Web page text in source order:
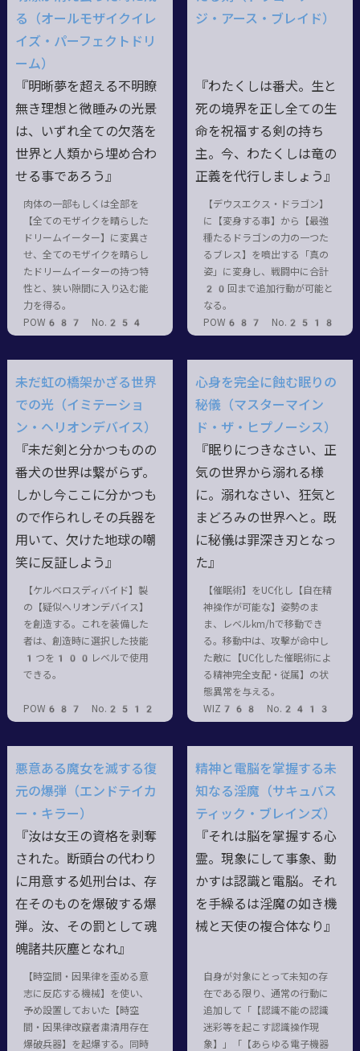
る（オールモザイクイレ
イズ・パーフェクトドリ
ーム）
『明晰夢を超える不明瞭
無き理想と微睡みの光景
は、いずれ全ての欠落を
世界と人類から埋め合わ
せる事であろう』
肉体の一部もしくは全部を
【全てのモザイクを晴らした
ドリームイーター】に変異さ
せ、全てのモザイクを晴らし
たドリームイーターの持つ特
性と、狭い隙間に入り込む能
力を得る。
POW687 No.254
ジ・アース・ブレイド）
『わたくしは番犬。生と
死の境界を正し全ての生
命を祝福する剣の持ち
主。今、わたくしは竜の
正義を代行しましょう』
【デウスエクス・ドラゴン】
に【変身する事】から【最強
種たるドラゴンの力の一つた
るブレス】を噴出する「真の
姿」に変身し、戦闘中に合計
20回まで追加行動が可能と
なる。
POW687 No.2518
未だ虹の橋架かざる世界
での光（イミテーショ
ン・ヘリオンデバイス）
『未だ剣と分かつものの
番犬の世界は繋がらず。
しかし今ここに分かつも
ので作られしその兵器を
用いて、欠けた地球の嘲
笑に反証しよう』
【ケルベロスディバイド】製
の【疑似へリオンデバイス】
を創造する。これを装備した
者は、創造時に選択した技能
1つを100レベルで使用
できる。
POW687 No.2512
心身を完全に蝕む眠りの
秘儀（マスターマイン
ド・ザ・ヒプノーシス）
『眠りにつきなさい、正
気の世界から溺れる様
に。溺れなさい、狂気と
まどろみの世界へと。既
に秘儀は罪深き刃となっ
た』
【催眠術】をUC化し【自在精
神操作が可能な】姿勢のま
ま、レベルkm/hで移動でき
る。移動中は、攻擊が命中し
た敵に【UC化した催眠術によ
る精神完全支配・従属】の状
態異常を与える。
WIZ768 No.2413
悪意ある魔女を滅する復
元の爆弾（エンドテイカ
ー・キラー）
『汝は女王の資格を剥奪
された。断頭台の代わり
に用意する処刑台は、存
在そのものを爆破する爆
弾。汝、その罰として魂
魄諸共灰塵となれ』
【時空間・因果律を歪める意
志に反応する機械】を使い、
予め設置しておいた【時空
間・因果律改竄者粛清用存在
爆破兵器】を起爆する。同時
精神と電脳を掌握する未
知なる淫魔（サキュバス
ティック・ブレインズ）
『それは脳を掌握する心
霊。現象にして事象、動
かすは認識と電脳。それ
を手繰るは淫魔の如き機
械と天使の複合体なり』
自身が対象にとって未知の存
在である限り、通常の行動に
追加して「【認識不能の認識
迷彩等を起こす認識操作現
象】」「【あらゆる電子機器